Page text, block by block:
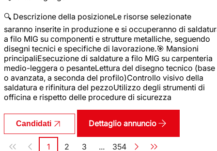
🔍 Descrizione della posizioneLe risorse selezionate
saranno inserite in produzione e si occuperanno di
a filo MIG su componenti e strutture metalliche, seguendo
disegni tecnici e specifiche di lavorazione.🎯 Mansioni
principaliEsecuzione di saldature a filo MIG su carpenteria
medio-leggera o pesanteLettura del disegno tecnico (base
o avanzata, a seconda del profilo)Controllo visivo della
saldatura e rifinitura del pezzoUtilizzo degli strumenti di
officina e rispetto delle procedure di sicurezza
Candidati Dettaglio annuncio
Paginazione
1 2 3 ... 354